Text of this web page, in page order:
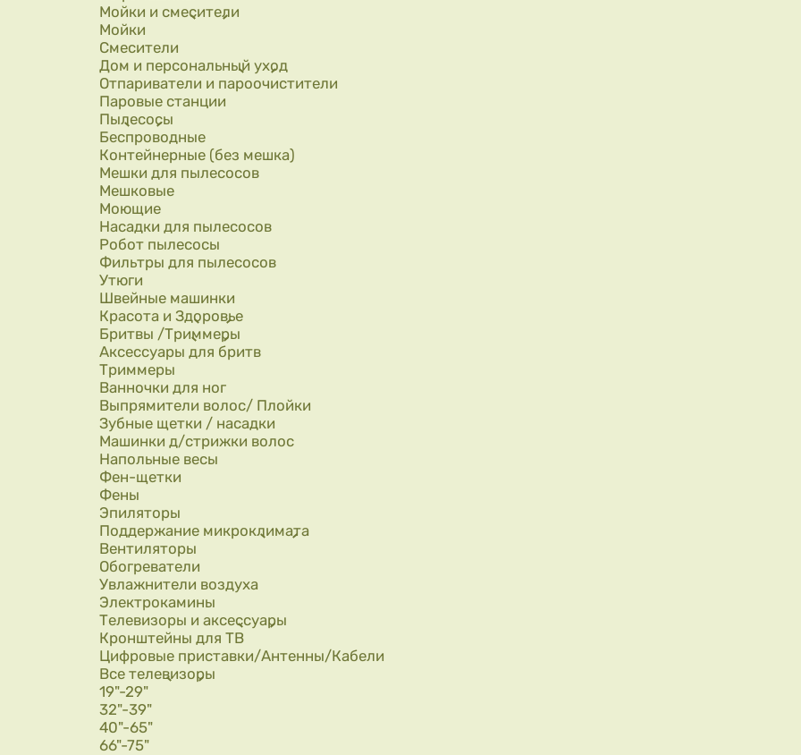
Мойки и смесители
Мойки
Смесители
Дом и персональный уход
Отпариватели и пароочистители
Паровые станции
Пылесосы
Беспроводные
Контейнерные (без мешка)
Мешки для пылесосов
Мешковые
Моющие
Насадки для пылесосов
Робот пылесосы
Фильтры для пылесосов
Утюги
Швейные машинки
Красота и Здоровье
Бритвы /Триммеры
Аксессуары для бритв
Триммеры
Ванночки для ног
Выпрямители волос/ Плойки
Зубные щетки / насадки
Машинки д/стрижки волос
Напольные весы
Фен-щетки
Фены
Эпиляторы
Поддержание микроклимата
Вентиляторы
Обогреватели
Увлажнители воздуха
Электрокамины
Телевизоры и аксессуары
Кронштейны для ТВ
Цифровые приставки/Антенны/Кабели
Все телевизоры
19"-29"
32"-39"
40"-65"
66"-75"